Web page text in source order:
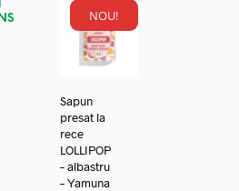
NOU!
Sapun
presat la
rece
LOLLIPOP
– albastru
– Yamuna